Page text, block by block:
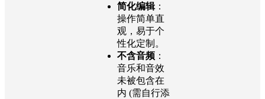
简化编辑：
操作简单直
观，易于个
性化定制。
不含音频 ：
音乐和音效
未被包含在
内 (需自行添